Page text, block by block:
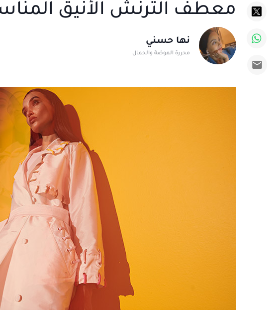
معطف الترنش الأنيق
نها حسني
محررة الموضة والجمال